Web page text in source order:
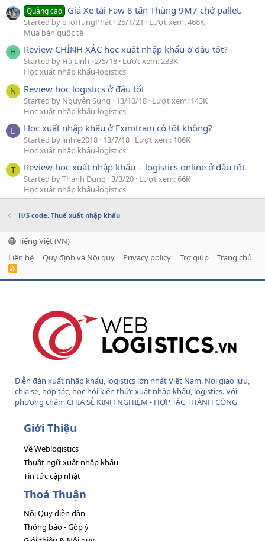
Quảng cáo Giá Xe tải Faw 8 tấn Thùng 9M7 chở pallet.
Started by oToHungPhat 25/1/21
Lượt xem: 468K
Mua bán quốc tế
H Review CHÍNH XÁC học xuất nhập khẩu ở đâu tốt?
Started by Hà Linh 2/5/18 Lượt xem: 233K
Học xuất nhập khẩu-logistics
N Review học logistics ở đâu tốt
Started by Nguyễn Sung 13/10/18 Lượt xem: 143K
Học xuất nhập khẩu-logistics
L Học xuất nhập khẩu ở Eximtrain có tốt không?
Started by linhle2018 13/7/18 Lượt xem: 106K
Học xuất nhập khẩu-logistics
T Review học xuất nhập khẩu – logistics online ở đâu tốt
Started by Thành Dung 3/3/20 Lượt xem: 66K
Học xuất nhập khẩu-logistics
H/S code, Thuế xuất nhập khẩu
Tiếng Việt (VN)
Liên hệ
Quy định và Nội quy Privacy policy Trợ giúp Trang chủ
R
Diễn đàn xuất nhập khẩu, logistics lớn nhất Việt Nam. Nơi giao lưu,
chia sẻ, hợp tác, học hỏi kiến thức xuất nhập khẩu, logistics. Với
phương châm CHIA SẺ KINH NGHIỆM - HỢP TÁC THÀNH CÔNG
Giới Thiệu
Về Weblogistics
Thuật ngữ xuất nhập khẩu
Tin tức cập nhật
Thoả Thuận
Nội Quy diễn đàn
Thông báo - Góp ý